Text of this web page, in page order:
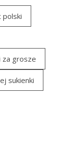
polski
za grosze
sukienki